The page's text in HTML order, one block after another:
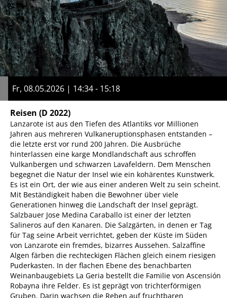
Fr, 08.05.2026 | 14:34 - 15:18
Reisen (D 2022)
Lanzarote ist aus den Tiefen des Atlantiks vor Millionen
Jahren aus mehreren Vulkaneruptionsphasen entstanden –
die letzte erst vor rund 200 Jahren. Die Ausbrüche
hinterlassen eine karge Mondlandschaft aus schroffen
Vulkanbergen und schwarzen Lavafeldern. Dem Menschen
begegnet die Natur der Insel wie ein kohärentes Kunstwerk.
Es ist ein Ort, der wie aus einer anderen Welt zu sein scheint.
Mit Beständigkeit haben die Bewohner über viele
Generationen hinweg die Landschaft der Insel geprägt.
Salzbauer Jose Medina Caraballo ist einer der letzten
Salineros auf den Kanaren. Die Salzgärten, in denen er Tag
für Tag seine Arbeit verrichtet, geben der Küste im Süden
von Lanzarote ein fremdes, bizarres Aussehen. Salzaffine
Algen färben die rechteckigen Flächen gleich einem riesigen
Puderkasten. In der flachen Ebene des benachbarten
Weinanbaugebiets La Geria bestellt die Familie von Ascensión
Robayna ihre Felder. Es ist geprägt von trichterförmigen
Gruben. Darin wachsen die Reben auf fruchtbaren